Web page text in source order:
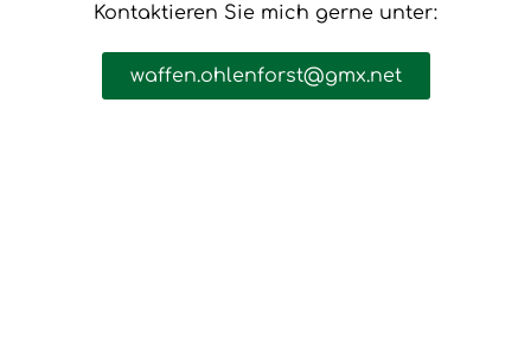
Kontaktieren Sie mich gerne unter:
waffen.ohlenforst@gmx.net